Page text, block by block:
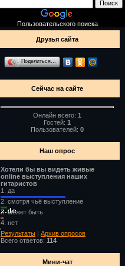
Пользовательского поиска
Друзья сайта
Поделиться…
Сейчас на сайте
Онлайн всего: 1
Гостей: 1
Пользователей: 0
Наш опрос
Хотели бы вы видеть живые
online выступления наших
гитаристов
1. да
2. смотря чьё выступление
3.может быть
4. нет
Результаты | Архив опросов
Всего ответов: 114
Мини-чат